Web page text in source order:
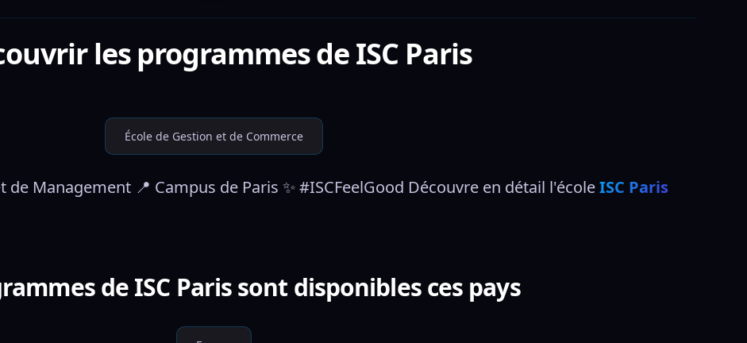
les programmes deISC Paris
École de Gestion et de Commerce
Management 📍 Campus de Paris ✨ #ISCFeelGood Découvre en détail l'école ISC Paris
de ISC Paris sont disponibles ces pays